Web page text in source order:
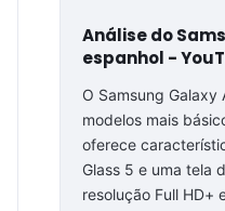
Análise do
espanhol -
O Samsung Galaxy
modelos mais
oferece
Glass 5 e uma tela
resolução Full HD+